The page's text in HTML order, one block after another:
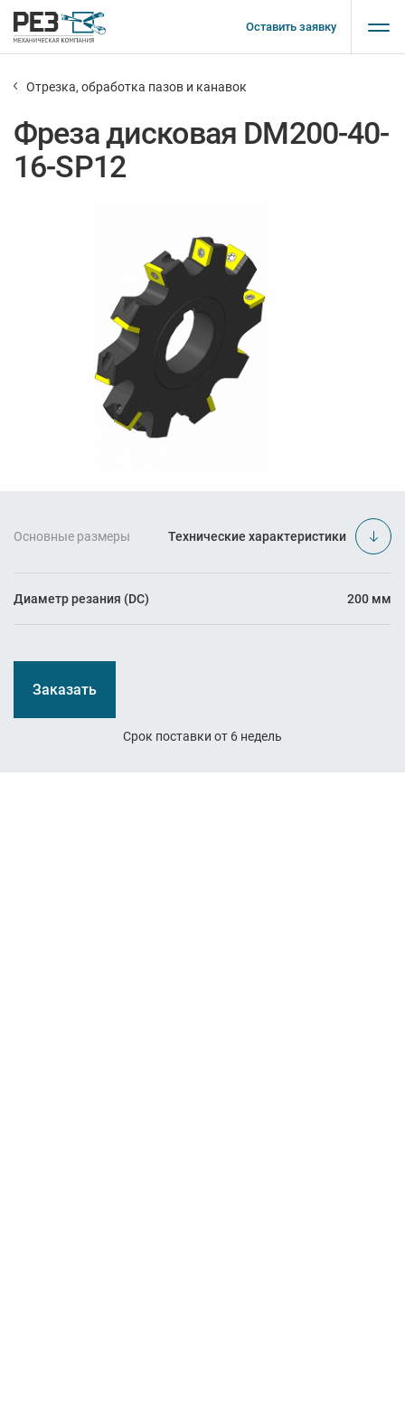
Оставить заявку
Основные размеры Технические характеристики
Диаметр резания (DC) 200 мм
Заказать
Срок поставки от 6 недель
Отрезка, обработка пазов и канавок
Фреза дисковая DM200-40-
16-SP12